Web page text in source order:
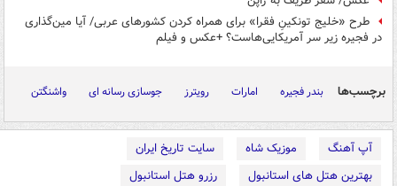
طرح «خلیج تونکینِ فقرا» برای همراه کردن کشورهای عربی/ آیا مین‌گذاری
در فجیره زیر سر آمریکایی‌هاست؟ +عکس و فیلم
برچسب‌ها بندر فجیره امارات رویترز جوسازی رسانه ای واشنگتن
آپ آهنگ موزیک شاه
سایت تاریخ ایران
بهترین هتل های استانبول
رزرو هتل استانبول